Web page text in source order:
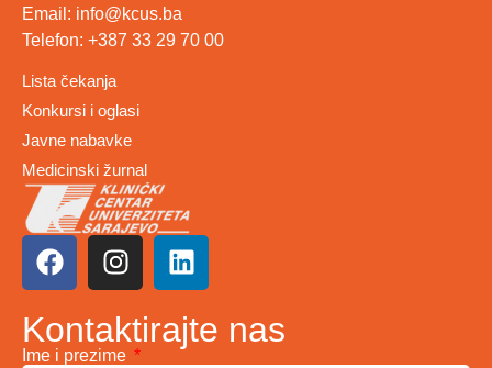
Email: info@kcus.ba
Telefon: +387 33 29 70 00
Lista čekanja
Konkursi i oglasi
Javne nabavke
Medicinski žurnal
Kontaktirajte nas
Ime i prezime